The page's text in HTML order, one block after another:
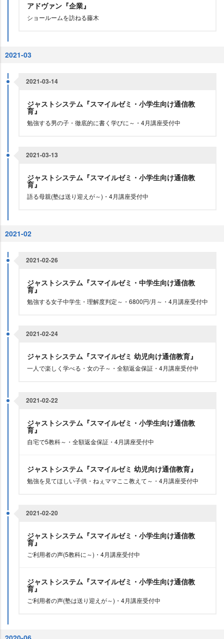
アドヴァン『企業』
ショールームを訪ねる藤木
2021-03
2021-03-14
ジャストシステム『スマイルゼミ・小学生向け通信教
育』
勉強する男の子・徹底的に書く学びに～・4月講座受付中
2021-03-13
ジャストシステム『スマイルゼミ・小学生向け通信教
育』
語る母親(塾は送り迎えが～)・4月講座受付中
2021-02
2021-02-26
ジャストシステム『スマイルゼミ・中学生向け通信教
育』
勉強する女子中学生・理解度判定～・6800円/月～・4月講座受付中
2021-02-24
ジャストシステム『スマイルゼミ 幼児向け通信教育』
一人で楽しく学べる・女の子～・全額返金保証・4月講座受付中
2021-02-22
ジャストシステム『スマイルゼミ・小学生向け通信教
育』
自宅で5教科～・全額返金保証・4月講座受付中
ジャストシステム『スマイルゼミ 幼児向け通信教育』
勉強を見てほしい子供・ねぇママここ教えて～・4月講座受付中
2021-02-20
ジャストシステム『スマイルゼミ・小学生向け通信教
育』
ご利用者の声(5教科に～)・4月講座受付中
ジャストシステム『スマイルゼミ・小学生向け通信教
育』
ご利用者の声(塾は送り迎えが～)・4月講座受付中